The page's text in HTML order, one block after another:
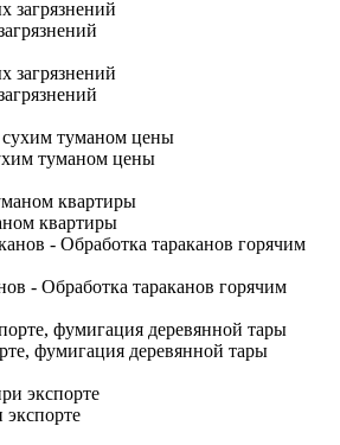
туманом цены
квартиры
- Обработка тараканов горячим
фумигация деревянной тары